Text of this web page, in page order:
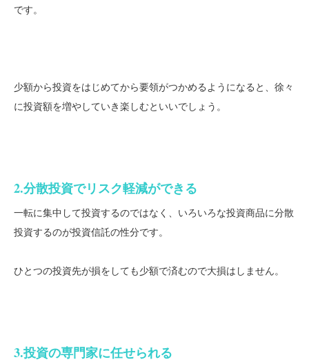
です。
少額から投資をはじめてから要領がつかめるようになると、徐々
に投資額を増やしていき楽しむといいでしょう。
2.分散投資でリスク軽減ができる
一転に集中して投資するのではなく、いろいろな投資商品に分散
投資するのが投資信託の性分です。
ひとつの投資先が損をしても少額で済むので大損はしません。
3.投資の専門家に任せられる